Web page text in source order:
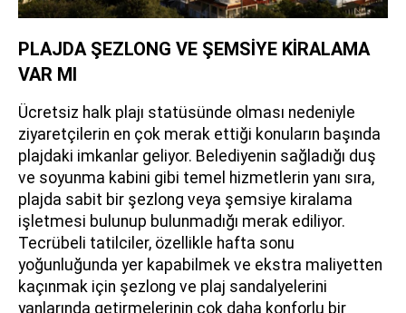
PLAJDA ŞEZLONG VE ŞEMSİYE KİRALAMA
VAR MI
Ücretsiz halk plajı statüsünde olması nedeniyle
ziyaretçilerin en çok merak ettiği konuların başında
plajdaki imkanlar geliyor. Belediyenin sağladığı duş
ve soyunma kabini gibi temel hizmetlerin yanı sıra,
plajda sabit bir şezlong veya şemsiye kiralama
işletmesi bulunup bulunmadığı merak ediliyor.
Tecrübeli tatilciler, özellikle hafta sonu
yoğunluğunda yer kapabilmek ve ekstra maliyetten
kaçınmak için şezlong ve plaj sandalyelerini
yanlarında getirmelerinin çok daha konforlu bir